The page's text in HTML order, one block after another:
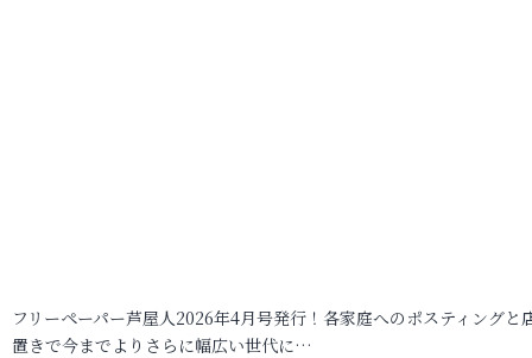
フリーペーパー芦屋人2026年4月号発行！各家庭へのポスティングと
置きで今までよりさらに幅広い世代に…